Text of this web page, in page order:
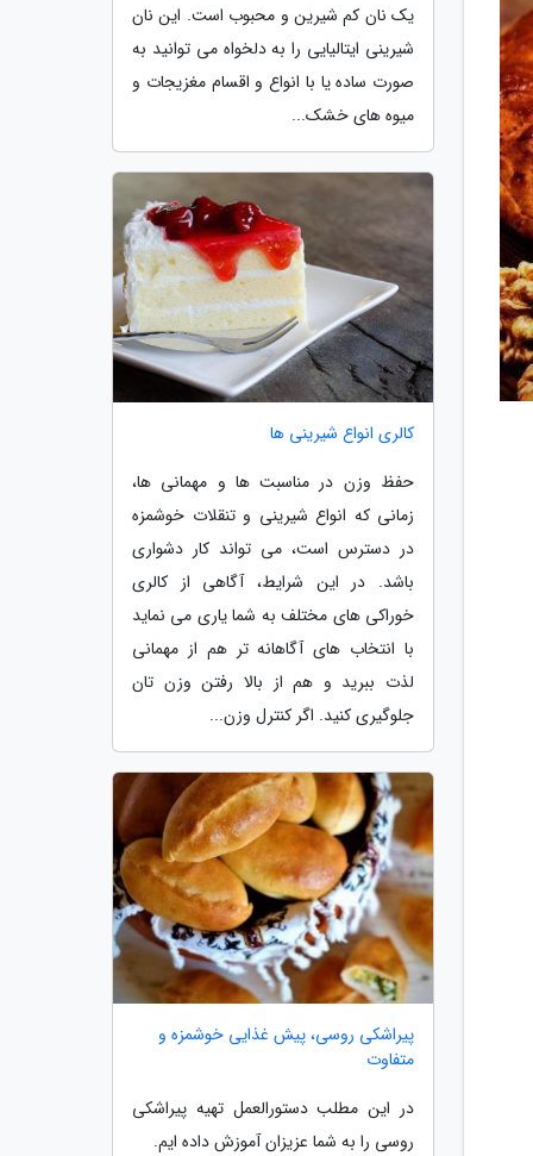
یک نان کم شیرین و محبوب است. این نان
شیرینی ایتالیایی را به دلخواه می توانید به
صورت ساده یا با انواع و اقسام مغزیجات و
میوه های خشک...
کالری انواع شیرینی ها
حفظ وزن در مناسبت ها و مهمانی ها،
زمانی که انواع شیرینی و تنقلات خوشمزه
در دسترس است، می تواند کار دشواری
باشد. در این شرایط، آگاهی از کالری
خوراکی های مختلف به شما یاری می نماید
با انتخاب های آگاهانه تر هم از مهمانی
لذت ببرید و هم از بالا رفتن وزن تان
جلوگیری کنید. اگر کنترل وزن...
پیراشکی روسی، پیش غذایی خوشمزه و
متفاوت
در این مطلب دستورالعمل تهیه پیراشکی
روسی را به شما عزیزان آموزش داده ایم.